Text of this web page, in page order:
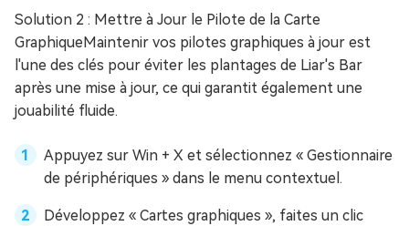
Solution 2 : Mettre à Jour le Pilote de la Carte
GraphiqueMaintenir vos pilotes graphiques à jour est
l'une des clés pour éviter les plantages de Liar's Bar
après une mise à jour, ce qui garantit également une
jouabilité fluide.
Appuyez sur Win + X et sélectionnez « Gestionnaire
de périphériques » dans le menu contextuel.
Développez « Cartes graphiques », faites un clic